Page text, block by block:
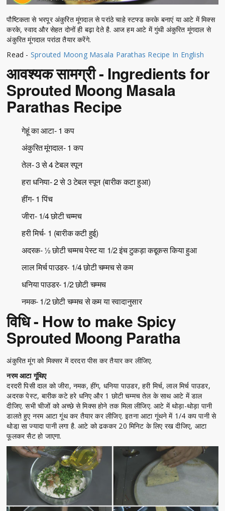
पौष्टिकता से भरपूर अंकुरित मूंगदाल से परांठे चाहे स्टफ्ड करके बनाएं या आटे में मिक्स
करके, स्वाद और सेहत दोनों ही बढ़ा देते है. आज हम आटे में गुंथी अंकुरित मूंगदाल से
अंकुरित मूंगदाल परांठा तैयार करेंगे.
Read - Sprouted Moong Masala Parathas Recipe In English
आवश्यक सामग्री - Ingredients for
Sprouted Moong Masala
Parathas Recipe
गेहूं का आटा- 1 कप
अंकुरित मूंगदाल- 1 कप
तेल- 3 से 4 टेबल स्पून
हरा धनिया- 2 से 3 टेबल स्पून (बारीक कटा हुआ)
हींग- 1 पिंच
जीरा- 1/4 छोटी चम्मच
हरी मिर्च- 1 (बारीक कटी हुई)
अदरक- ½ छोटी चम्मच पेस्ट या 1/2 इंच टुकड़ा कद्दूकस किया हुआ
लाल मिर्च पाउडर- 1/4 छोटी चम्मच से कम
धनिया पाउडर- 1/2 छोटी चम्मच
नमक- 1/2 छोटी चम्मच से कम या स्वादानुसार
विधि - How to make Spicy
Sprouted Moong Paratha
अंकुरित मूंग को मिक्सर में दरदरा पीस कर तैयार कर लीजिए.
नरम आटा गूंथिए
दरदरी पिसी दाल को जीरा, नमक, हींग, धनिया पाउडर, हरी मिर्च, लाल मिर्च पाउडर,
अदरक पेस्ट, बारीक कटे हरे धनिए और 1 छोटी चम्मच तेल के साथ आटे में डाल
दीजिए. सभी चीजों को अच्छे से मिक्स होने तक मिला लीजिए. आटे में थोड़ा-थोड़ा पानी
डालते हुए नरम आटा गूंथ कर तैयार कर लीजिए. इतना आटा गूंथने में 1/4 कप पानी से
थोडा़ सा ज्यादा पानी लगा है. आटे को ढककर 20 मिनिट के लिए रख दीजिए, आटा
फूलकर सैट हो जाएगा.